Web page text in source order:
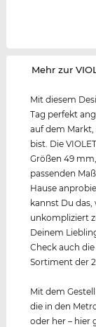
‌Mehr zur
Mit diesem
Tag perfekt
auf dem Markt,
bist. Die
Größen 49
passenden
Hause
kannst Du das,
unkompliziert
Deinem
Check auch
Sortiment der
Mit dem
die in den
oder her – hier